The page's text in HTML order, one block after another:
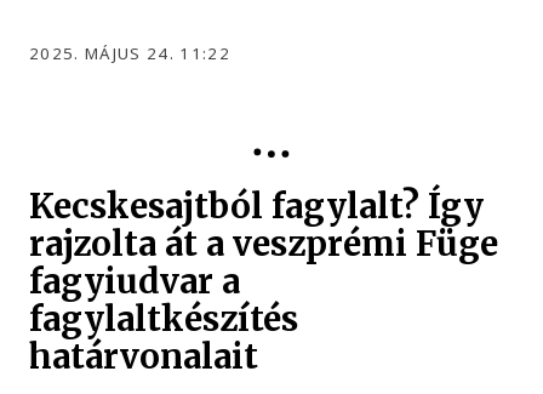
2025. MÁJUS 24. 11:22
Kecskesajtból fagylalt? Így
rajzolta át a veszprémi Füge
fagyiudvar a
fagylaltkészítés
határvonalait